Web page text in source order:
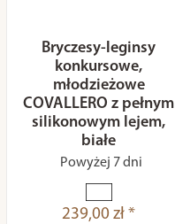
Bryczesy-leginsy
konkursowe,
młodzieżowe
COVALLERO z pełnym
silikonowym lejem,
białe
Powyżej 7 dni
239,00 zł *